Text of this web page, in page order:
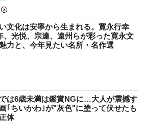
文化は安寧から生まれる。寛永行幸
、光悦、宗達、遠州らが彩った寛永文
力と、今年見たい名所・名作選
は6歳未満は鑑賞NGに…大人が震撼す
｢ちいかわ｣が"灰色"に塗って伏せたも
体